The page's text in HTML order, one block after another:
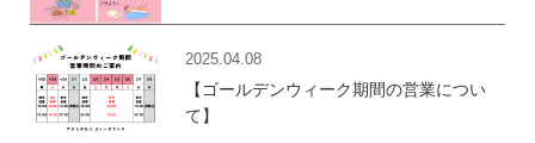
2025.04.08
【ゴールデンウィーク期間の営業につい
て】